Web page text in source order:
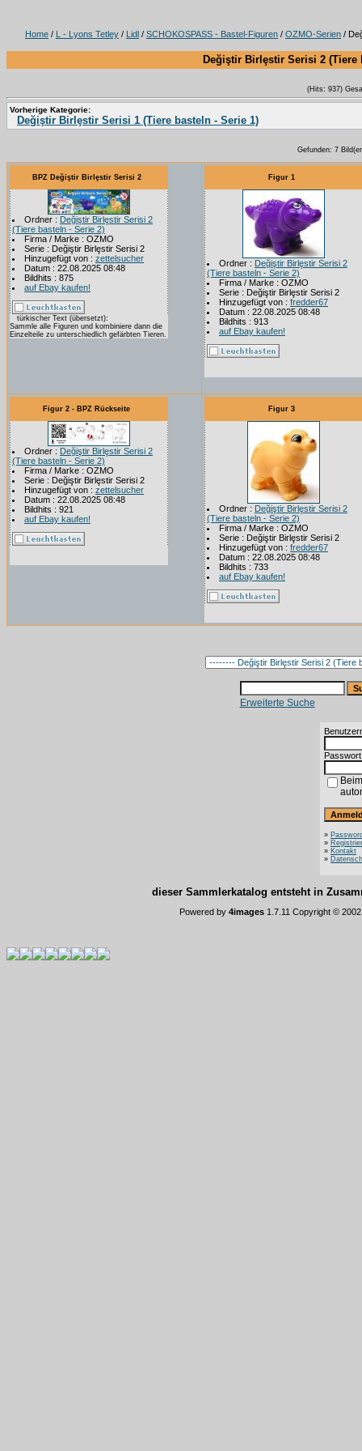
Home / L - Lyons Tetley / Lidl / SCHOKOSPASS - Bastel-Figuren / OZMO-Serien /
Değiştir Birlȩstir Serisi 2 (Tiere
(Hits: 937)
Vorherige Kategorie:
Değiştir Birlȩstir Serisi 1 (Tiere basteln - Serie 1)
Gefunden: 7
BPZ Değiştir Birlȩstir Serisi 2
Ordner : Değiştir Birlȩstir Serisi 2
(Tiere basteln - Serie 2)
Firma / Marke : OZMO
Serie : Değiştir Birlȩstir Serisi 2
Hinzugefügt von : zettelsucher
Datum : 22.08.2025 08:48
Bildhits : 875
auf Ebay kaufen!
türkischer Text (übersetzt):
Sammle alle Figuren und kombiniere dann die
Einzelteile zu unterschiedlich gefärbten Tieren.
Figur 1
Ordner : Değiştir Birlȩstir Serisi 2
(Tiere basteln - Serie 2)
Firma / Marke : OZMO
Serie : Değiştir Birlȩstir Serisi 2
Hinzugefügt von : fredder67
Datum : 22.08.2025 08:48
Bildhits : 913
auf Ebay kaufen!
Figur 2 - BPZ Rückseite
Ordner : Değiştir Birlȩstir Serisi 2
(Tiere basteln - Serie 2)
Firma / Marke : OZMO
Serie : Değiştir Birlȩstir Serisi 2
Hinzugefügt von : zettelsucher
Datum : 22.08.2025 08:48
Bildhits : 921
auf Ebay kaufen!
Figur 3
Ordner : Değiştir Birlȩstir Serisi 2
(Tiere basteln - Serie 2)
Firma / Marke : OZMO
Serie : Değiştir Birlȩstir Serisi 2
Hinzugefügt von : fredder67
Datum : 22.08.2025 08:48
Bildhits : 733
auf Ebay kaufen!
Erweiterte Suche
»
»
» Kontakt
»
dieser Sammlerkatalog entsteht in
Powered by 4images 1.7.11 Copyright ©